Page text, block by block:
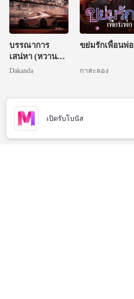
บรรณาการ
เสน่หา (หวานใจ
มาเฟียกาสิโน)
Dakanda
ขย่มรักเพื่อนพ่อ
กาสะลอง
เปิดรับโบนัส